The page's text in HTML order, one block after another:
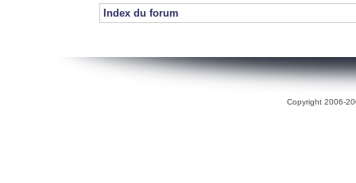
Index du forum
Copyright 2006-